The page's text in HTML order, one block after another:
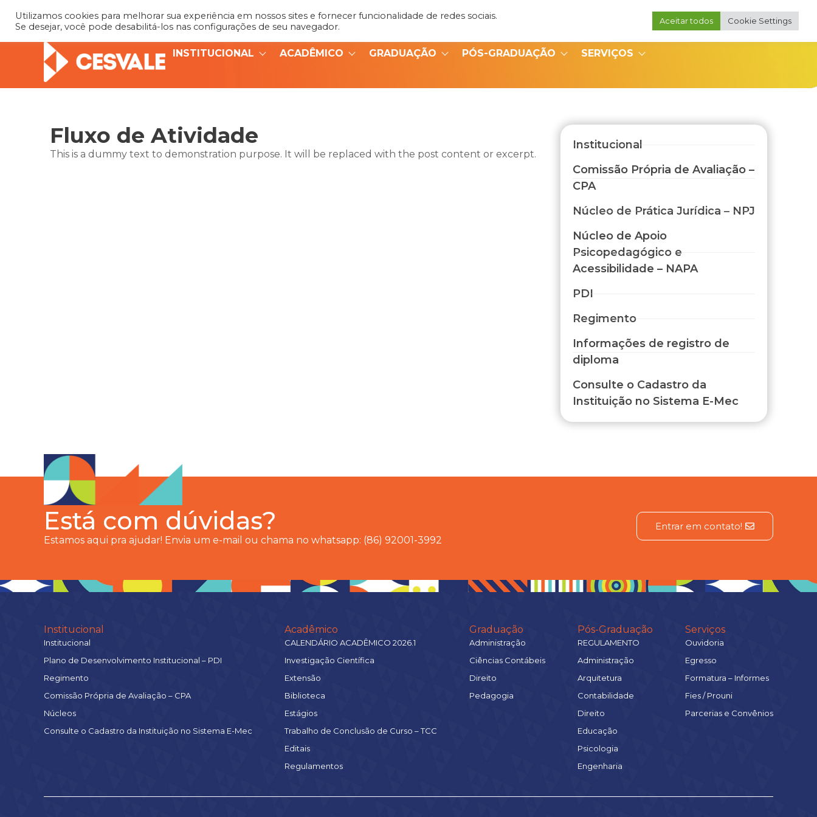
Portal do Coordenador
INSTITUCIONAL ACADÊMICO GRADUAÇÃO PÓS-GRADUAÇÃO SERVIÇOS
Fluxo de Atividade
This is a dummy text to demonstration purpose. It will be replaced with the post content or excerpt.
Institucional
Comissão Própria de Avaliação –
CPA
Núcleo de Prática Jurídica – NPJ
Núcleo de Apoio
Psicopedagógico e
Acessibilidade – NAPA
PDI
Regimento
Informações de registro de
diploma
Consulte o Cadastro da
Instituição no Sistema E-Mec
Está com dúvidas?
Estamos aqui pra ajudar! Envia um e-mail ou chama no whatsapp: (86) 92001-3992
Entrar em contato!
Institucional
Institucional
Plano de Desenvolvimento Institucional – PDI
Regimento
Comissão Própria de Avaliação – CPA
Núcleos
Consulte o Cadastro da Instituição no Sistema E-Mec
Acadêmico
CALENDÁRIO ACADÊMICO 2026.1
Investigação Científica
Extensão
Biblioteca
Estágios
Trabalho de Conclusão de Curso – TCC
Editais
Regulamentos
Graduação
Administração
Ciências Contábeis
Direito
Pedagogia
Pós-Graduação
REGULAMENTO
Administração
Arquitetura
Contabilidade
Direito
Educação
Psicologia
Engenharia
Serviços
Ouvidoria
Egresso
Formatura – Informes
Fies / Prouni
Parcerias e Convênios
Utilizamos cookies para melhorar sua experiência em nossos sites e fornecer funcionalidade de redes sociais.
Se desejar, você pode desabilitá-los nas configurações de seu navegador.
Aceitar todos Cookie Settings